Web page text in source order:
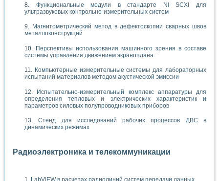
Функциональные модули в стандарте Nl SCXI для
ультразвуковых контрольно-измерительных систем
Магнитометрический метод в дефектоскопии сварных швов
металлоконструкций
Перспективы использования машинного зрения в составе
системы управления движением экраноплана
Компьютерные измерительные системы для лабораторных
испытаний материалов методом акустической эмиссии
Испытательно-измерительный комплекс аппаратуры для
определения тепловых и электрических характеристик и
параметров силовых полупроводниковых приборов
Стенд для исследований рабочих процессов ДВС в
динамических режимах
Радиоэлектроника и телекоммуникации
LabVIEW в расчетах радиолиний систем передачи данных